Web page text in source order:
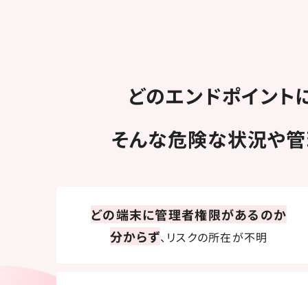
どのエンドポイン
そんな危険な状況や
どの端末に管理者権限があるのか
分からず、リスクの所在が不明